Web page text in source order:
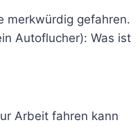
merkwürdig gefahren.
Autoflucher): Was ist
Arbeit fahren kann